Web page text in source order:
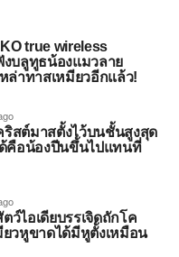
true wireless
บลูทูธน้องแมวลาย
ล่าทาสเหมียวอีกแล้ว!
สต์มาสตั้งไว้บนชั้นสูงสุด
ด้คือน้องปีนขึ้นไปแทนที่
ว์ไอเดียบรรเจิดถักโค
ยวหูขาดได้มีหูตั้งเหมือน